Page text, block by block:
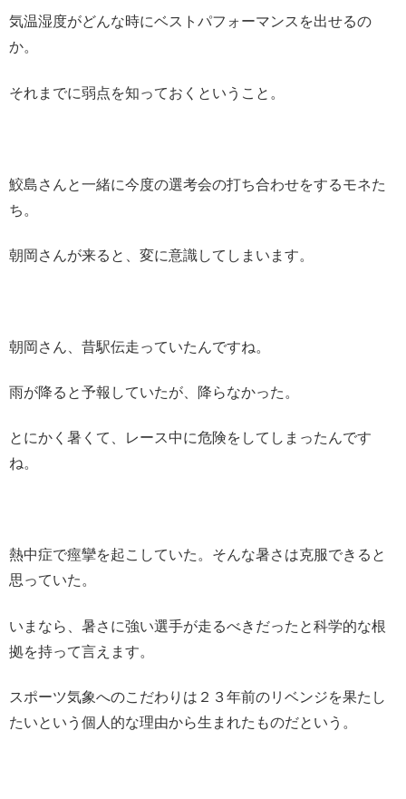
気温湿度がどんな時にベストパフォーマンスを出せるの
か。
それまでに弱点を知っておくということ。
鮫島さんと一緒に今度の選考会の打ち合わせをするモネた
ち。
朝岡さんが来ると、変に意識してしまいます。
朝岡さん、昔駅伝走っていたんですね。
雨が降ると予報していたが、降らなかった。
とにかく暑くて、レース中に危険をしてしまったんです
ね。
熱中症で痙攣を起こしていた。そんな暑さは克服できると
思っていた。
いまなら、暑さに強い選手が走るべきだったと科学的な根
拠を持って言えます。
スポーツ気象へのこだわりは２３年前のリベンジを果たし
たいという個人的な理由から生まれたものだという。